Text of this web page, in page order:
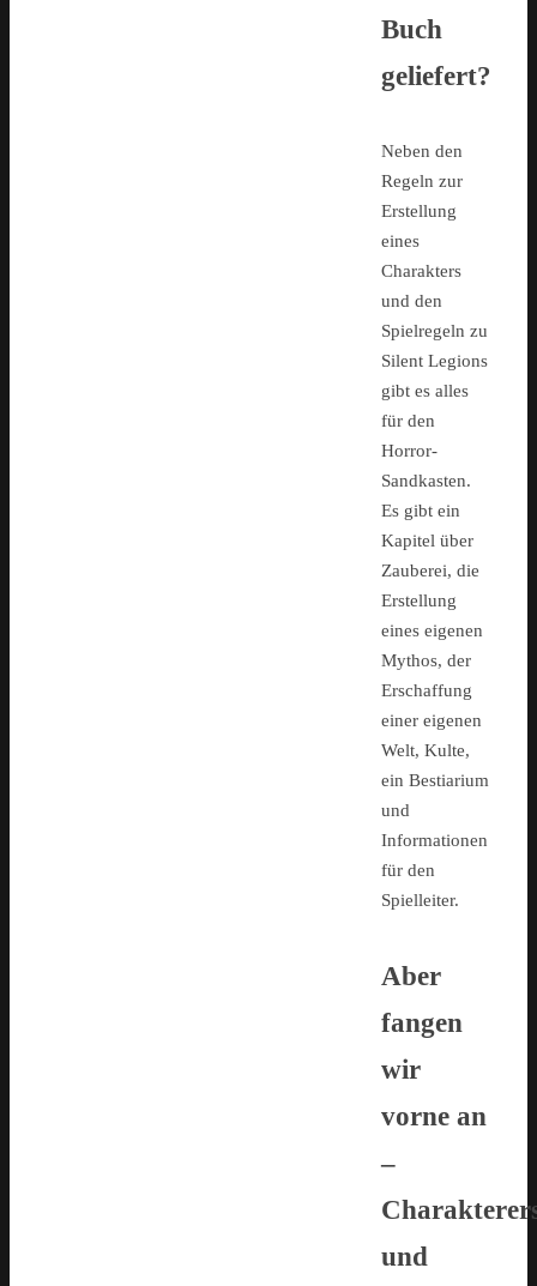
Buch
geliefert?
Neben den
Regeln zur
Erstellung
eines
Charakters
und den
Spielregeln zu
Silent Legions
gibt es alles
für den
Horror-
Sandkasten.
Es gibt ein
Kapitel über
Zauberei, die
Erstellung
eines eigenen
Mythos, der
Erschaffung
einer eigenen
Welt, Kulte,
ein Bestiarium
und
Informationen
für den
Spielleiter.
Aber
fangen
wir
vorne an
–
und